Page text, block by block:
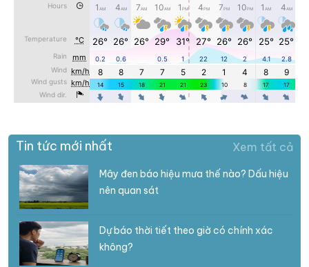
Tin tức mới nhất Xem tất cả
Mây đen báo hiệu mưa thế nào? Dấu hiệu
nên quan sát
Dự báo thời tiết theo giờ có chính xác
không?